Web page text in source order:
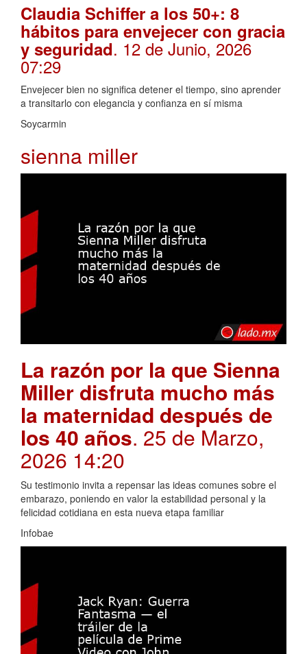
Claudia Schiffer a los 50+: 8
hábitos para envejecer con gracia
y seguridad. 12 de Junio, 2026
07:29
Envejecer bien no significa detener el tiempo, sino aprender
a transitarlo con elegancia y confianza en sí misma
Soycarmin
sienna miller
La razón por la que Sienna
Miller disfruta mucho más
la maternidad después de
los 40 años. 25 de Marzo,
2026 14:20
Su testimonio invita a repensar las ideas comunes sobre el
embarazo, poniendo en valor la estabilidad personal y la
felicidad cotidiana en esta nueva etapa familiar
Infobae